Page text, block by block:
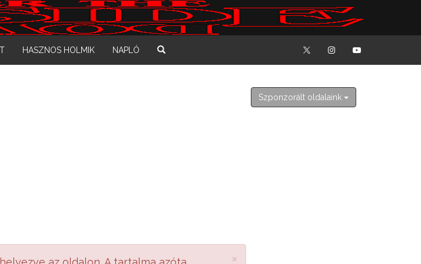
2026. augusztus 9. vasárnap
Emőd
HASZNOS HOLMIK NAPLÓ
Szponzorált oldalaink
×